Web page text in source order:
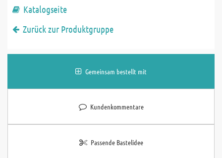
Katalogseite
Zurück zur Produktgruppe
Gemeinsam bestellt mit
Kundenkommentare
Passende Bastelidee